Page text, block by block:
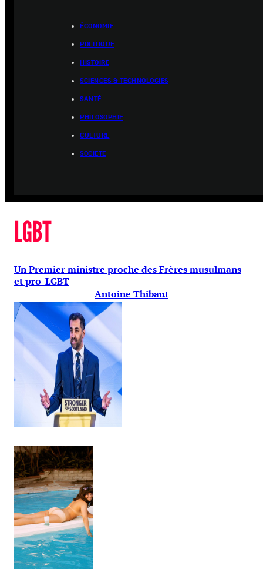
ÉCONOMIE
POLITIQUE
HISTOIRE
SCIENCES & TECHNOLOGIES
SANTÉ
PHILOSOPHIE
CULTURE
SOCIÉTÉ
LGBT
Un Premier ministre proche des Frères musulmans
et pro-LGBT
Antoine Thibaut